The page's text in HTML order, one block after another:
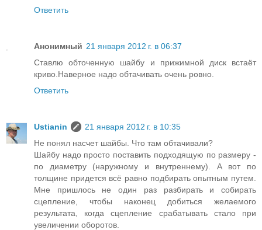
Ответить
Анонимный 21 января 2012 г. в 06:37
Ставлю обточенную шайбу и прижимной диск встаёт
криво.Наверное надо обтачивать очень ровно.
Ответить
Ustianin
21 января 2012 г. в 10:35
Не понял насчет шайбы. Что там обтачивали?
Шайбу надо просто поставить подходящую по размеру -
по диаметру (наружному и внутреннему). А вот по
толщине придется всё равно подбирать опытным путем.
Мне пришлось не один раз разбирать и собирать
сцепление, чтобы наконец добиться желаемого
результата, когда сцепление срабатывать стало при
увеличении оборотов.